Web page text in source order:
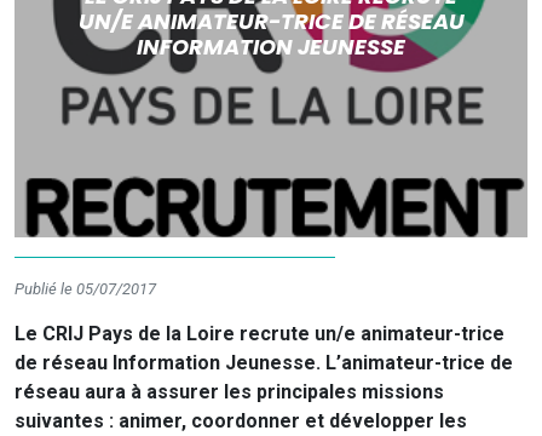
UN/E ANIMATEUR-TRICE DE RÉSEAU
INFORMATION JEUNESSE
Publié le 05/07/2017
Le CRIJ Pays de la Loire recrute un/e animateur-trice
de réseau Information Jeunesse. L’animateur-trice de
réseau aura à assurer les principales missions
suivantes : animer, coordonner et développer les